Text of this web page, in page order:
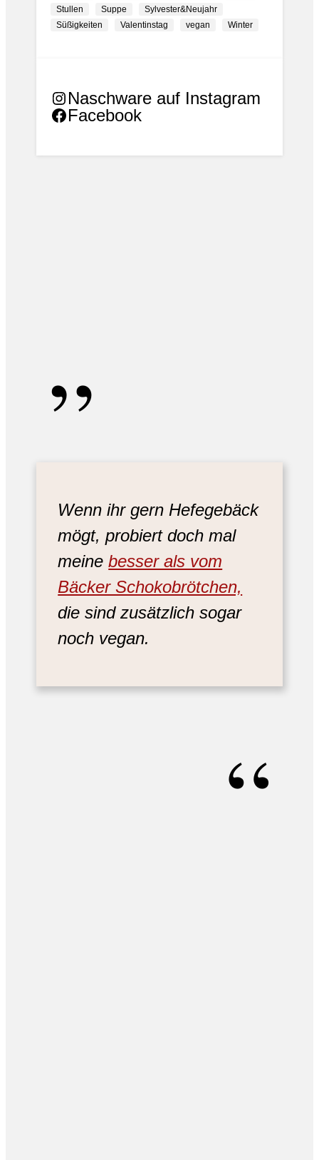
Stullen
Suppe
Sylvester&Neujahr
Süßigkeiten
Valentinstag vegan Winter
Naschware auf Instagram
Facebook
„
Wenn ihr gern Hefegebäck
mögt, probiert doch mal
meinebesser als vom
Bäcker Schokobrötchen,
die sind zusätzlich sogar
noch vegan.
“